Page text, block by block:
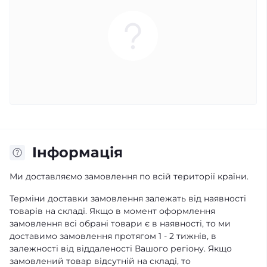
Iнформація
Ми доставляємо замовлення по всій території країни.
Терміни доставки замовлення залежать від наявності
товарів на складі. Якщо в момент оформлення
замовлення всі обрані товари є в наявності, то ми
доставимо замовлення протягом 1 - 2 тижнів, в
залежності від віддаленості Вашого регіону. Якщо
замовлений товар відсутній на складі, то